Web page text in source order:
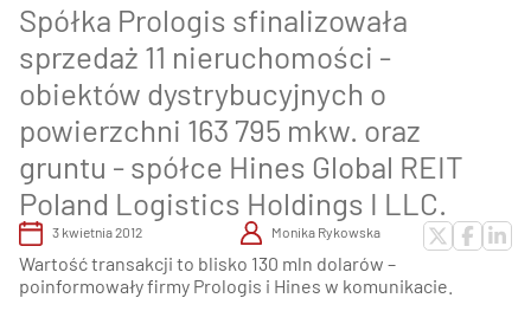
Spółka Prologis sfinalizowała
sprzedaż 11 nieruchomości -
obiektów dystrybucyjnych o
powierzchni 163 795 mkw. oraz
gruntu - spółce Hines Global REIT
Poland Logistics Holdings I LLC.
3 kwietnia 2012 Monika Rykowska
Wartość transakcji to blisko 130 mln dolarów –
poinformowały firmy Prologis i Hines w komunikacie.